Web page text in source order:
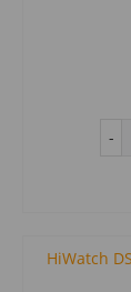
HiWatch